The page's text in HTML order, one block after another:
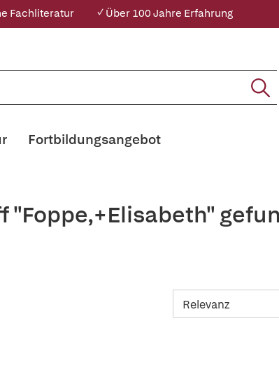
Fachliteratur ✓ Über 100 Jahre Erfahrung
Fortbildungsangebot
"Foppe,+Elisabeth"